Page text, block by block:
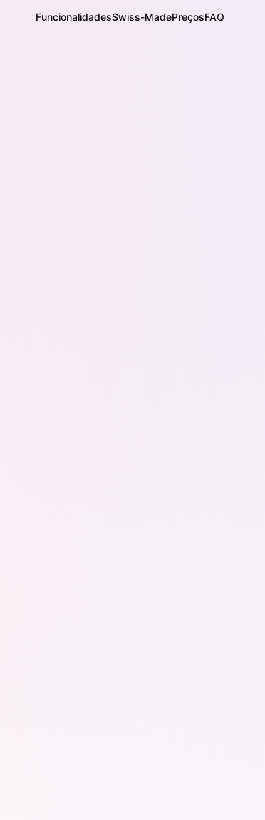
FuncionalidadesSwiss-MadePreçosFAQ